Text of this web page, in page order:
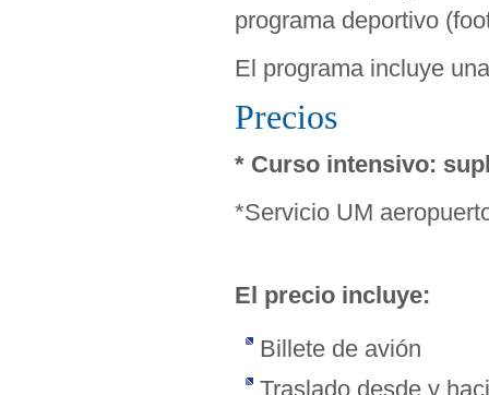
programa deportivo
El programa incluye
Precios
* Curso intensivo:
*Servicio UM
El precio incluye:
Billete de avión
Traslado desde y